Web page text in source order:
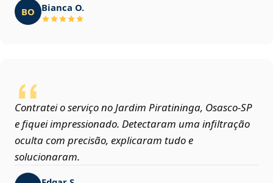
BO Bianca O.
Contratei o serviço no Jardim Piratininga, Osasco‑SP
e fiquei impressionado. Detectaram uma infiltração
oculta com precisão, explicaram tudo e
solucionaram.